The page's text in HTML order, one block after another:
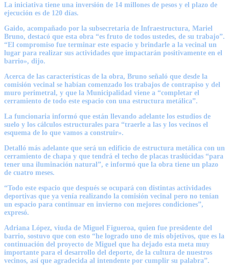
La iniciativa tiene una inversión de 14 millones de pesos y el plazo de
ejecución es de 120 días.
Gaido, acompañado por la subsecretaria de Infraestructura, Mariel
Bruno, destacó que esta obra “es fruto de todos ustedes, de su trabajo”.
“El compromiso fue terminar este espacio y brindarle a la vecinal un
lugar para realizar sus actividades que impactarán positivamente en el
barrio», dijo.
Acerca de las características de la obra, Bruno señaló que desde la
comisión vecinal se habían comenzado los trabajos de contrapiso y del
muro perimetral, y que la Municipalidad viene a “completar el
cerramiento de todo este espacio con una estructura metálica”.
La funcionaria informó que están llevando adelante los estudios de
suelo y los cálculos estructurales para “traerle a las y los vecinos el
esquema de lo que vamos a construir».
Detalló más adelante que será un edificio de estructura metálica con un
cerramiento de chapa y que tendrá el techo de placas traslúcidas “para
tener una iluminación natural”, e informó que la obra tiene un plazo
de cuatro meses.
“Todo este espacio que después se ocupará con distintas actividades
deportivas que ya venía realizando la comisión vecinal pero no tenían
un espacio para continuar en invierno con mejores condiciones”,
expresó.
Adriana López, viuda de Miguel Figueroa, quien fue presidente del
barrio, sostuvo que con esto “he logrado uno de mis objetivos, que es la
continuación del proyecto de Miguel que ha dejado esta meta muy
importante para el desarrollo del deporte, de la cultura de nuestros
vecinos, así que agradecida al intendente por cumplir su palabra”.